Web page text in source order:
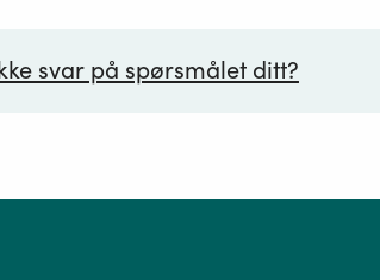
svar på spørsmålet ditt?